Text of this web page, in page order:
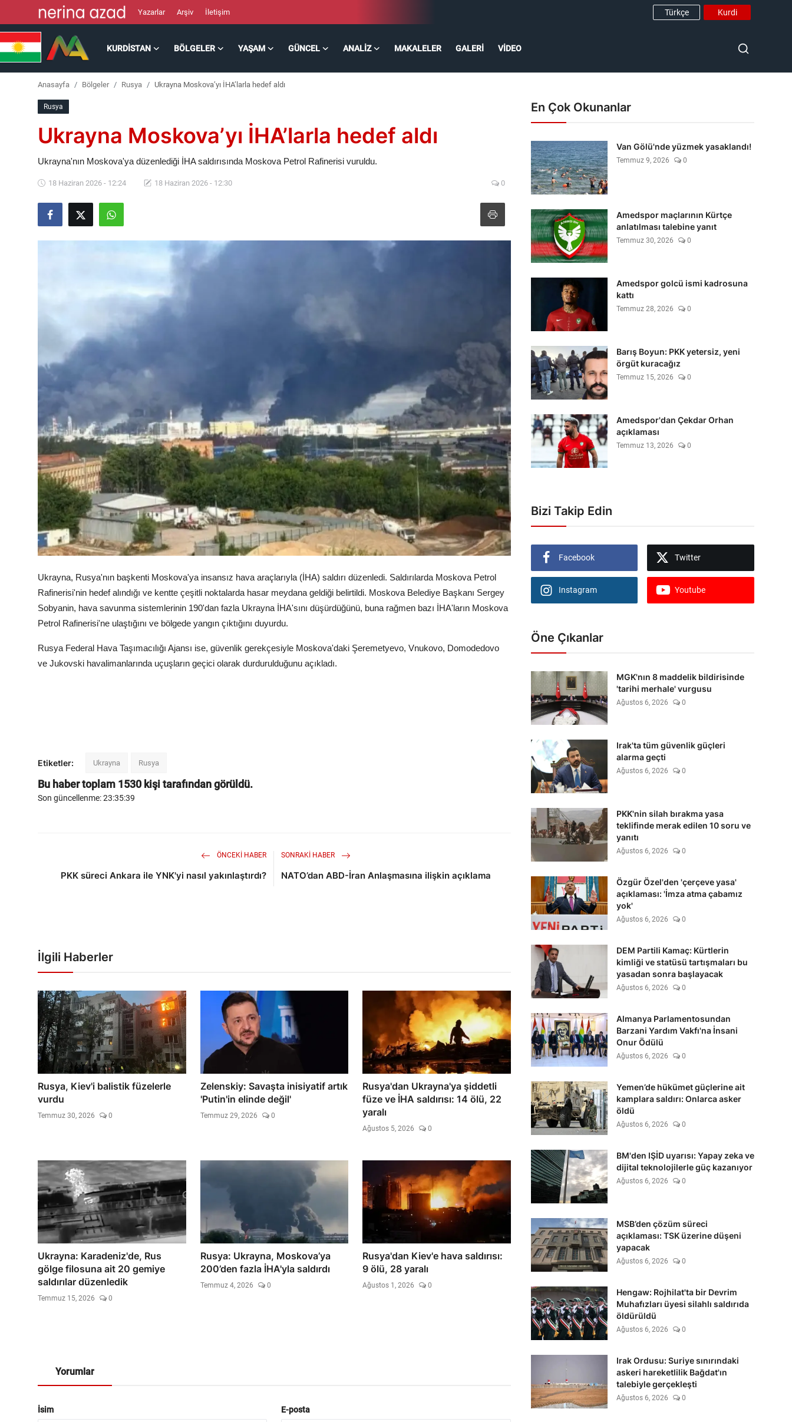
Yazarlar Arşiv İletişim Türkçe Kurdi
KURDISTAN BÖLGELER YAŞAM GÜNCEL ANALIZ MAKALELER GALERI VIDEO
Makaleler
Anasayfa Bölgeler Rusya Ukrayna Moskova’yı İHA’larla hedef aldı
Rusya
Ukrayna Moskova’yı İHA’larla hedef aldı
Ukrayna'nın Moskova'ya düzenlediği İHA saldırısında Moskova Petrol Rafinerisi vuruldu.
18 Haziran 2026 - 12:24 18 Haziran 2026 - 12:30 0
Ukrayna, Rusya'nın başkenti Moskova'ya insansız hava araçlarıyla (İHA) saldırı düzenledi. Saldırılarda Moskova Petrol
Rafinerisi'nin hedef alındığı ve kentte çeşitli noktalarda hasar meydana geldiği belirtildi. Moskova Belediye Başkanı Sergey
Sobyanin, hava savunma sistemlerinin 190'dan fazla Ukrayna İHA'sını düşürdüğünü, buna rağmen bazı İHA'ların Moskova
Petrol Rafinerisi'ne ulaştığını ve bölgede yangın çıktığını duyurdu.
Rusya Federal Hava Taşımacılığı Ajansı ise, güvenlik gerekçesiyle Moskova'daki Şeremetyevo, Vnukovo, Domodedovo
ve Jukovski havalimanlarında uçuşların geçici olarak durdurulduğunu açıkladı.
Etiketler: Ukrayna Rusya
Bu haber toplam 1530 kişi tarafından görüldü.
Son güncellenme: 23:35:39
ÖNCEKI HABER
PKK süreci Ankara ile YNK'yi nasıl yakınlaştırdı?
SONRAKI HABER
NATO’dan ABD-İran Anlaşmasına ilişkin açıklama
İlgili Haberler
Rusya, Kiev'i balistik füzelerle
vurdu
Temmuz 30, 2026 0
Zelenskiy: Savaşta inisiyatif artık
'Putin'in elinde değil'
Temmuz 29, 2026 0
Rusya'dan Ukrayna'ya şiddetli
füze ve İHA saldırısı: 14 ölü, 22
yaralı
Ağustos 5, 2026 0
Ukrayna: Karadeniz'de, Rus
gölge filosuna ait 20 gemiye
saldırılar düzenledik
Temmuz 15, 2026 0
Rusya: Ukrayna, Moskova’ya
200’den fazla İHA'yla saldırdı
Temmuz 4, 2026 0
Rusya'dan Kiev'e hava saldırısı:
9 ölü, 28 yaralı
Ağustos 1, 2026 0
Yorumlar
İsim E-posta
En Çok Okunanlar
Van Gölü'nde yüzmek yasaklandı!
Temmuz 9, 2026 0
Amedspor maçlarının Kürtçe
anlatılması talebine yanıt
Temmuz 30, 2026 0
Amedspor golcü ismi kadrosuna
kattı
Temmuz 28, 2026 0
Barış Boyun: PKK yetersiz, yeni
örgüt kuracağız
Temmuz 15, 2026 0
Amedspor'dan Çekdar Orhan
açıklaması
Temmuz 13, 2026 0
Bizi Takip Edin
Facebook Twitter
Instagram Youtube
Öne Çıkanlar
MGK'nın 8 maddelik bildirisinde
'tarihi merhale' vurgusu
Ağustos 6, 2026 0
Irak'ta tüm güvenlik güçleri
alarma geçti
Ağustos 6, 2026 0
PKK'nin silah bırakma yasa
teklifinde merak edilen 10 soru ve
yanıtı
Ağustos 6, 2026 0
Özgür Özel'den 'çerçeve yasa'
açıklaması: 'İmza atma çabamız
yok'
Ağustos 6, 2026 0
DEM Partili Kamaç: Kürtlerin
kimliği ve statüsü tartışmaları bu
yasadan sonra başlayacak
Ağustos 6, 2026 0
Almanya Parlamentosundan
Barzani Yardım Vakfı'na İnsani
Onur Ödülü
Ağustos 6, 2026 0
Yemen’de hükümet güçlerine ait
kamplara saldırı: Onlarca asker
öldü
Ağustos 6, 2026 0
BM'den IŞİD uyarısı: Yapay zeka ve
dijital teknolojilerle güç kazanıyor
Ağustos 6, 2026 0
MSB’den çözüm süreci
açıklaması: TSK üzerine düşeni
yapacak
Ağustos 6, 2026 0
Hengaw: Rojhilat'ta bir Devrim
Muhafızları üyesi silahlı saldırıda
öldürüldü
Ağustos 6, 2026 0
Irak Ordusu: Suriye sınırındaki
askeri hareketlilik Bağdat'ın
talebiyle gerçekleşti
Ağustos 6, 2026 0